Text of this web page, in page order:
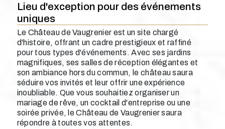
Lieu d'exception pour des événements
uniques
Le Château de Vaugrenier est un site chargé
d'histoire, offrant un cadre prestigieux et raffiné
pour tous types d'événements. Avec ses jardins
magnifiques, ses salles de réception élégantes et
son ambiance hors du commun, le château saura
séduire vos invités et leur offrir une expérience
inoubliable. Que vous souhaitiez organiser un
mariage de rêve, un cocktail d'entreprise ou une
soirée privée, le Château de Vaugrenier saura
répondre à toutes vos attentes.